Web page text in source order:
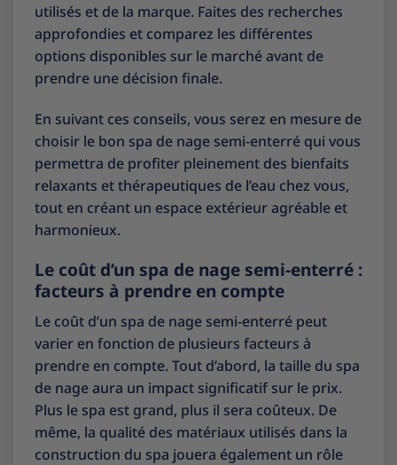
utilisés et de la marque. Faites des recherches
approfondies et comparez les différentes
options disponibles sur le marché avant de
prendre une décision finale.
En suivant ces conseils, vous serez en mesure de
choisir le bon spa de nage semi-enterré qui vous
permettra de profiter pleinement des bienfaits
relaxants et thérapeutiques de l’eau chez vous,
tout en créant un espace extérieur agréable et
harmonieux.
Le coût d’un spa de nage semi-enterré :
facteurs à prendre en compte
Le coût d’un spa de nage semi-enterré peut
varier en fonction de plusieurs facteurs à
prendre en compte. Tout d’abord, la taille du spa
de nage aura un impact significatif sur le prix.
Plus le spa est grand, plus il sera coûteux. De
même, la qualité des matériaux utilisés dans la
construction du spa jouera également un rôle